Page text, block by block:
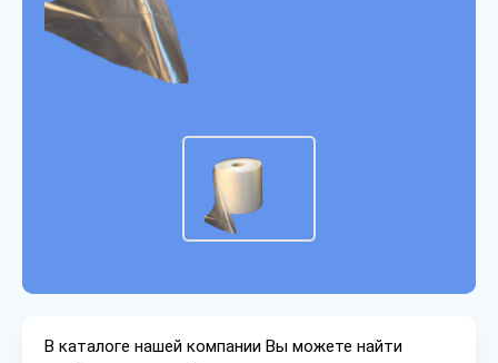
В каталоге нашей компании Вы можете найти